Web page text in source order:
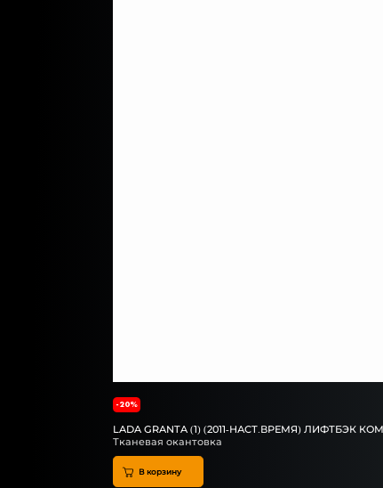
-20%
LADA GRANTA (1) (2011-НАСТ.ВРЕМЯ) ЛИФТБЭК
Тканевая окантовка
В корзину